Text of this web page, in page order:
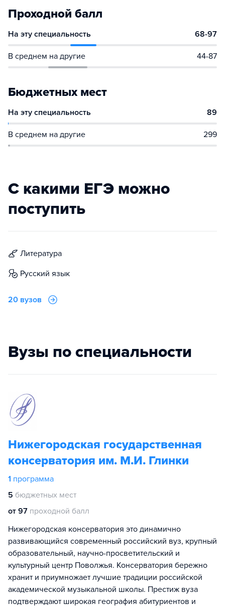
Проходной балл
На эту специальность 68-97
В среднем на другие 44-87
Бюджетных мест
На эту специальность 89
В среднем на другие 299
С какими ЕГЭ можно
поступить
литература
русский язык
20 вузов
Вузы по специальности
Нижегородская государственная
консерватория им. М.И. Глинки
1 программа
5 бюджетных мест
от 97 проходной балл
Нижегородская консерватория это динамично
развивающийся современный российский вуз, крупный
образовательный, научно-просветительский и
культурный центр Поволжья. Консерватория бережно
хранит и приумножает лучшие традиции российской
академической музыкальной школы. Престиж вуза
подтверждают широкая география абитуриентов и